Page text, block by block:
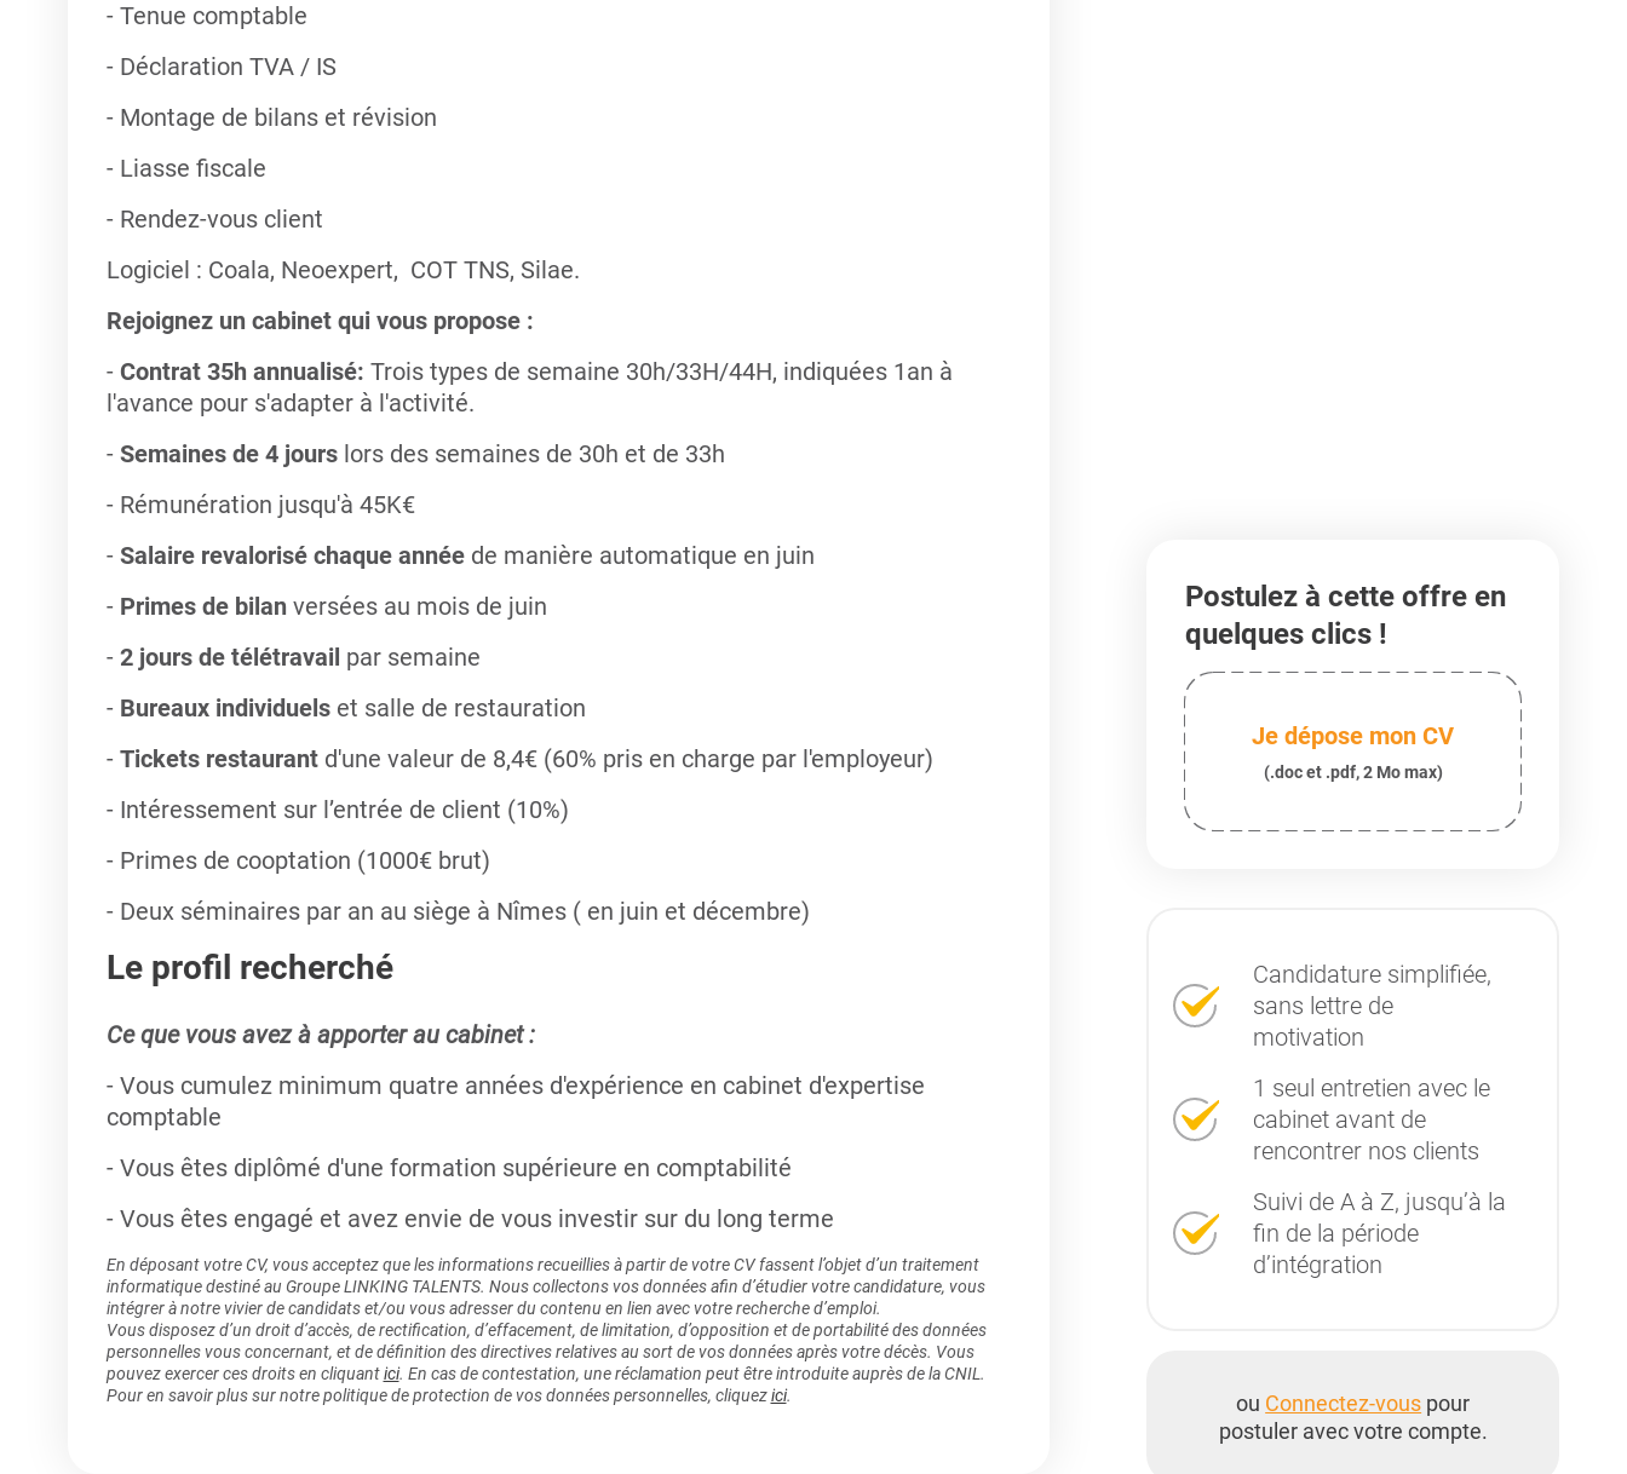
- Tenue comptable
- Déclaration TVA / IS
- Montage de bilans et révision
- Liasse fiscale
- Rendez-vous client
Logiciel : Coala, Neoexpert, COT TNS, Silae.
Rejoignez un cabinet qui vous propose :
- Contrat 35h annualisé: Trois types de semaine 30h/33H/44H, indiquées 1an à
l'avance pour s'adapter à l'activité.
- Semaines de 4 jourslors des semaines de 30h et de 33h
- Rémunération jusqu'à 45K€
- Salaire revalorisé chaque annéede manière automatique en juin
- Primes de bilanversées au mois de juin
- 2 jours de télétravail par semaine
- Bureaux individuelset salle de restauration
- Tickets restaurantd'une valeur de 8,4€ (60% pris en charge par l'employeur)
- Intéressement sur l’entrée de client (10%)
- Primes de cooptation (1000€ brut)
- Deux séminaires par an au siège à Nîmes ( en juin et décembre)
Le profil recherché
Ce que vous avez à apporter au cabinet :
- Vous cumulez minimum quatre années d'expérience en cabinet d'expertise
comptable
- Vous êtes diplômé d'une formation supérieure en comptabilité
- Vous êtes engagé et avez envie de vous investir sur du long terme
En déposant votre CV, vous acceptez que les informations recueillies à partir de votre CV fassent l’objet d’un traitement
informatique destiné au Groupe LINKING TALENTS. Nous collectons vos données afin d’étudier votre candidature, vous
intégrer à notre vivier de candidats et/ou vous adresser du contenu en lien avec votre recherche d’emploi.
Vous disposez d’un droit d’accès, de rectification, d’effacement, de limitation, d’opposition et de portabilité des données
personnelles vous concernant, et de définition des directives relatives au sort de vos données après votre décès. Vous
pouvez exercer ces droits en cliquantici. En cas de contestation, une réclamation peut être introduite auprès de la CNIL.
Pour en savoir plus sur notre politique de protection de vos données personnelles, cliquezici.
Postulez à cette offre en
quelques clics !
Je dépose mon CV
(.doc et .pdf, 2 Mo max)
Candidature simplifiée,
sans lettre de
motivation
1 seul entretien avec le
cabinet avant de
rencontrer nos clients
Suivi de A à Z, jusqu’à la
fin de la période
d’intégration
ou Connectez-vous pour
postuler avec votre compte.